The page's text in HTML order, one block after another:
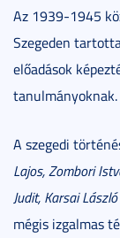
Az 1939-1945
Szegeden
előadások
tanulmányoknak.
A szegedi
Lajos, Zombori
Judit, Karsai László
mégis izgalmas